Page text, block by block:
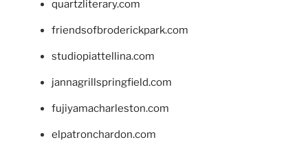
quartzliterary.com
friendsofbroderickpark.com
studiopiattellina.com
jannagrillspringfield.com
fujiyamacharleston.com
elpatronchardon.com